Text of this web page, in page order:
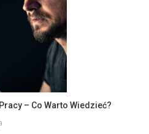
– Co Warto Wiedzieć?